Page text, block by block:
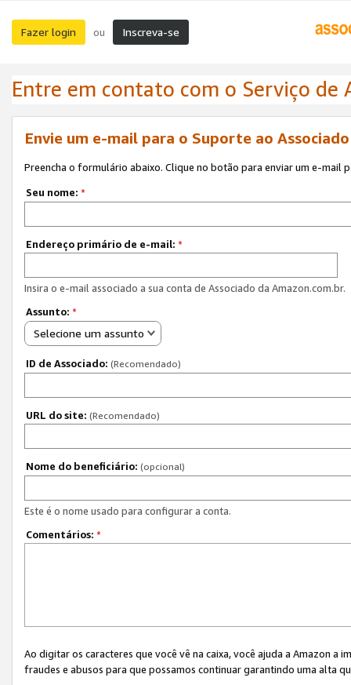
Fazer login ou Inscreva-se
Entre em contato com o Serviço de
Envie um e-mail para o Suporte ao
Preencha o formulário abaixo. Clique no botão para enviar um e-mail
Seu nome: *
Endereço primário de e-mail: *
Insira o e-mail associado a sua conta de Associado da Amazon.com.br.
Assunto: *
Selecione um assunto
ID de Associado: (Recomendado)
URL do site: (Recomendado)
Nome do beneficiário: (opcional)
Este é o nome usado para configurar a conta.
Comentários: *
Ao digitar os caracteres que você vê na caixa, você ajuda a Amazon
fraudes e abusos para que possamos continuar garantindo uma alta